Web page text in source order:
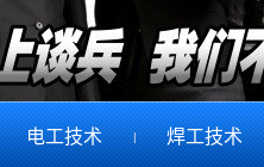
电工技术 | 焊工技术